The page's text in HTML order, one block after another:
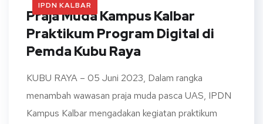
IPDN KALBAR
Praja Muda Kampus Kalbar
Praktikum Program Digital di
Pemda Kubu Raya
KUBU RAYA – 05 Juni 2023, Dalam rangka
menambah wawasan praja muda pasca UAS, IPDN
Kampus Kalbar mengadakan kegiatan praktikum